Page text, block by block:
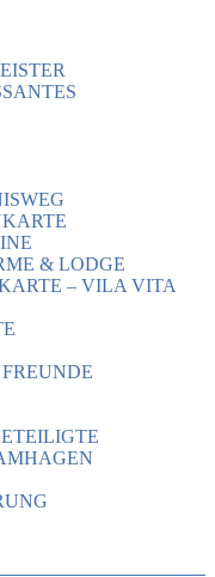
& LODGE
– VILA VITA